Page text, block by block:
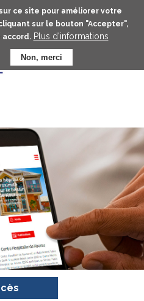
ce site pour améliorer votre
sur le bouton "Accepter",
accord. Plus d'informations
Non, merci
Aller
au
contenu
principal